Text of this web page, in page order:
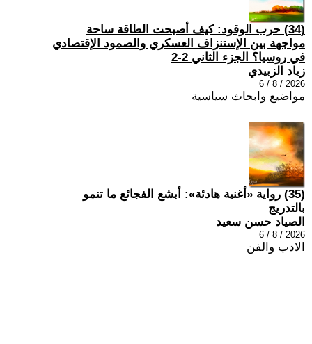
(34) حرب الوقود: كيف أصبحت الطاقة ساحة
مواجهة بين الإستنزاف العسكري والصمود الإقتصادي
في روسيا؟ الجزء الثاني 2-2
زياد الزبيدي
2026 / 8 / 6
مواضيع وابحاث سياسية
(35) رواية «أغنية هادئة»: أبشع الفجائع ما تنمو
بالتدريج
الصياد حسن سعيد
2026 / 8 / 6
الادب والفن